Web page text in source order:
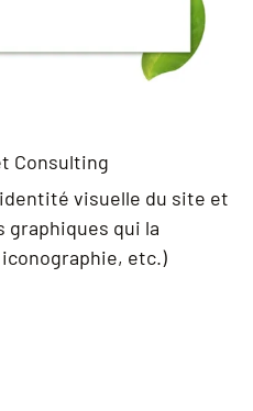
Consulting
visuelle du site et
qui la
etc.)